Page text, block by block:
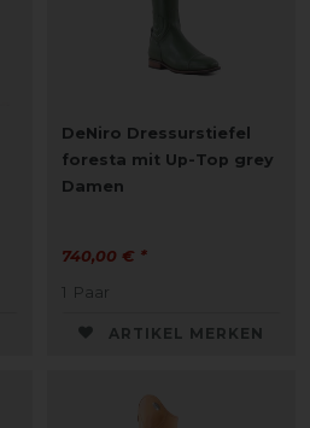
DeNiro Dressurstiefel
foresta mit Up-Top grey
Damen
740,00 € *
1 Paar
ARTIKEL MERKEN